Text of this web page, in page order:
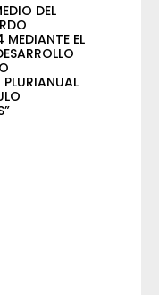
DEL
EL
PLURIANUAL